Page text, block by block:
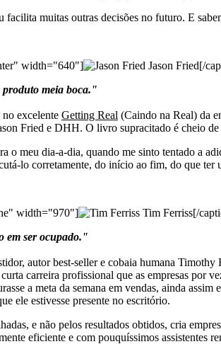
facilita muitas outras decisões no futuro. E
width="640"]
Jason Fried[/
meia boca."
no excelente Getting Real (Caindo na Real) da
Fried e DHH. O livro supracitado é cheio
o meu dia-a-dia, quando me sinto tentado a
lo corretamente, do início ao fim, do que
width="970"]
Tim Ferriss[/
em ser ocupado."
autor best-seller e cobaia humana Timothy
carreira profissional que as empresas por
a meta da semana em vendas, ainda
ele estivesse presente no escritório.
e não pelos resultados obtidos, cria
eficiente e com pouquíssimos assistentes